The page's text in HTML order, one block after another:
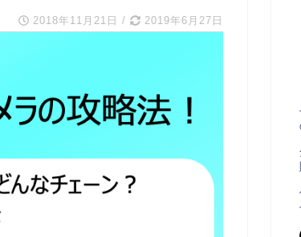
2018年11月21日 / 2019年6月27日